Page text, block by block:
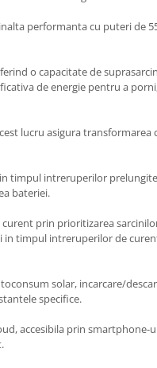
performanta cu puteri de
o capacitate de
de energie pentru a
lucru asigura
timpul intreruperilor
bateriei.
prin prioritizarea
timpul intreruperilor de
solar, incarcare/
specifice.
accesibila prin smartphone-